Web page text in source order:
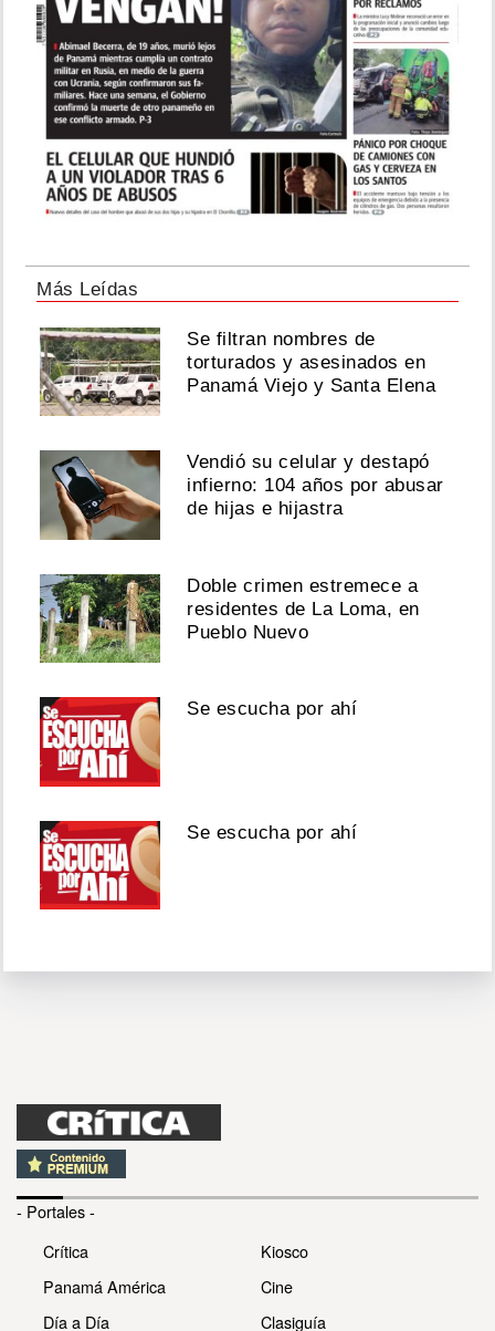
Más Leídas
Se filtran nombres de
torturados y asesinados en
Panamá Viejo y Santa Elena
Vendió su celular y destapó
infierno: 104 años por abusar
de hijas e hijastra
Doble crimen estremece a
residentes de La Loma, en
Pueblo Nuevo
Se escucha por ahí
Se escucha por ahí
- Portales -
Crítica
Panamá América
Día a Día
Kiosco
Cine
Clasiguía